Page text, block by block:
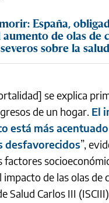
España,
de olas de
sobre la salud
se explica
de un hogar. El
está más
desfavorecidos”,
factores
de las olas de
Salud Carlos III